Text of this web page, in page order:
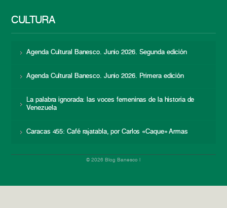
CULTURA
Agenda Cultural Banesco. Junio 2026. Segunda edición
Agenda Cultural Banesco. Junio 2026. Primera edición
La palabra ignorada: las voces femeninas de la historia de
Venezuela
Caracas 455: Café rajatabla, por Carlos «Caque» Armas
© 2026 Blog Banesco |